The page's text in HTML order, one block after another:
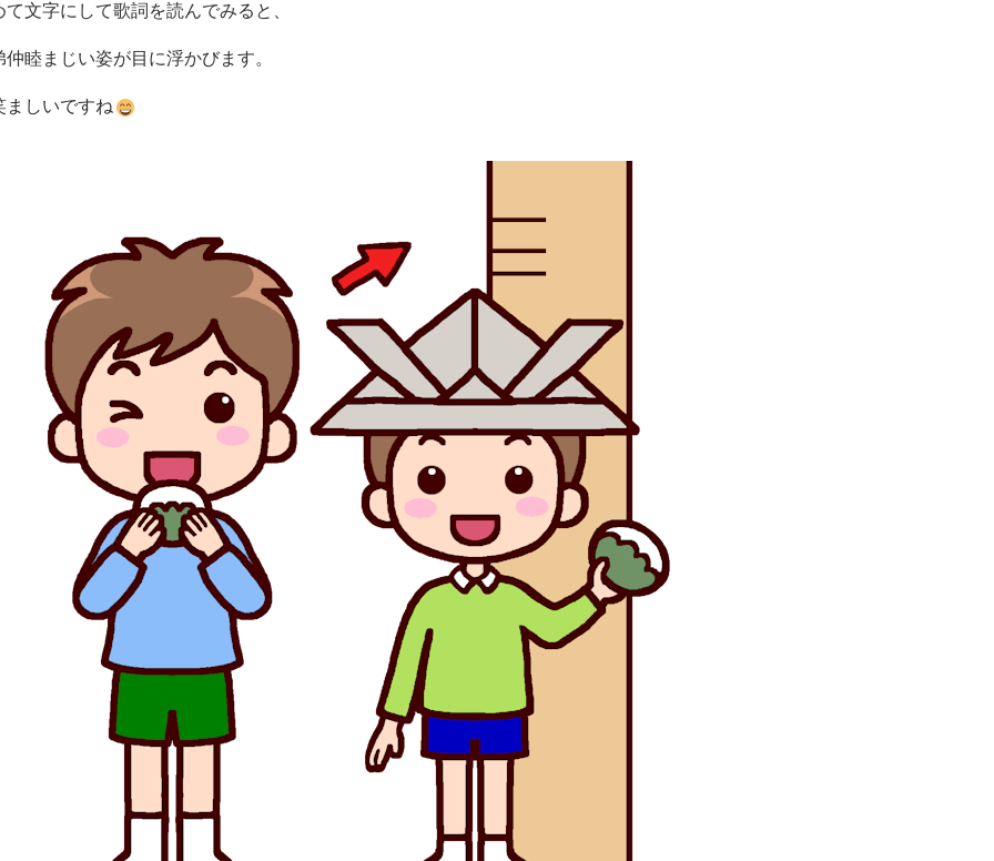
て文字にして歌詞を読んでみると、
仲睦まじい姿が目に浮かびます。
ましいですね